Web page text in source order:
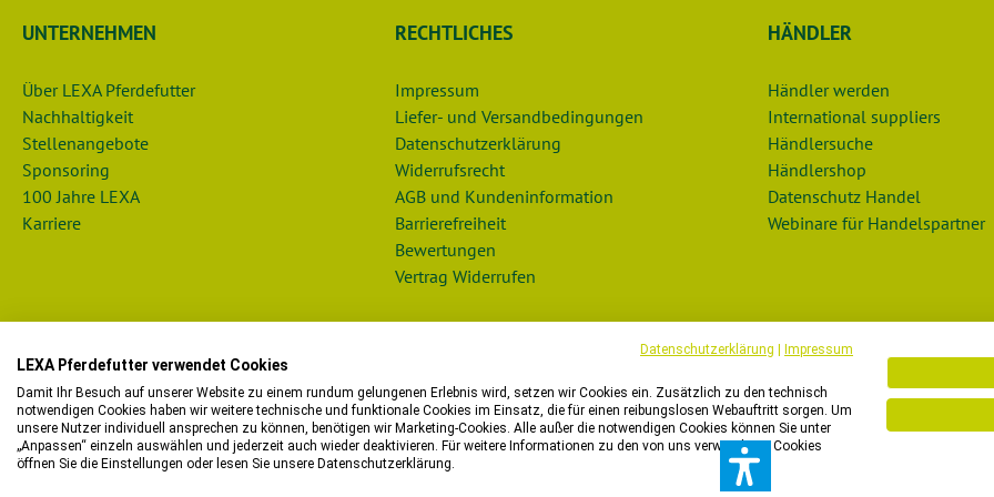
UNTERNEHMEN
Über LEXA Pferdefutter
Nachhaltigkeit
Stellenangebote
Sponsoring
100 Jahre LEXA
Karriere
RECHTLICHES
Impressum
Liefer- und Versandbedingungen
Datenschutzerklärung
Widerrufsrecht
AGB und Kundeninformation
Barrierefreiheit
Bewertungen
Vertrag Widerrufen
HÄNDLER
Händler werden
International suppliers
Händlersuche
Händlershop
Datenschutz Handel
Webinare für Handelspartner
Bitte beachten Sie, dass wir in unserem Onlineshop nur Bestellungen mit einer Lieferadresse in der
Sie möchten in ein anderes Land liefern lassen? Dann freuen wir uns sehr auf
Datenschutzerklärung Impressum
LEXA Pferdefutter verwendet Cookies
Damit Ihr Besuch auf unserer Website zu einem rundum gelungenen Erlebnis wird, setzen wir Cookies ein. Zusätzlich zu den technisch
notwendigen Cookies haben wir weitere technische und funktionale Cookies im Einsatz, die für einen reibungslosen Webauftritt sorgen. Um
unsere Nutzer individuell ansprechen zu können, benötigen wir Marketing-Cookies. Alle außer die notwendigen Cookies können Sie unter
„Anpassen“ einzeln auswählen und jederzeit auch wieder deaktivieren. Für weitere Informationen zu den von uns verwendeten Cookies
öffnen Sie die Einstellungen oder lesen Sie unsere Datenschutzerklärung.